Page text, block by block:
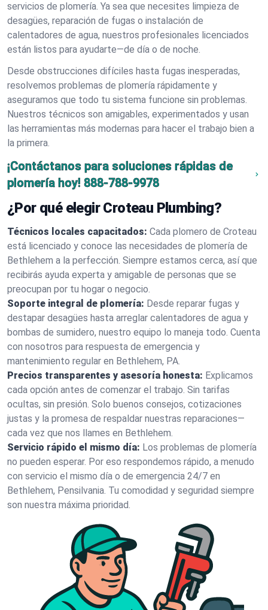
servicios de plomería. Ya sea que necesites limpieza de
desagües, reparación de fugas o instalación de
calentadores de agua, nuestros profesionales licenciados
están listos para ayudarte—de día o de noche.
Desde obstrucciones difíciles hasta fugas inesperadas,
resolvemos problemas de plomería rápidamente y
aseguramos que todo tu sistema funcione sin problemas.
Nuestros técnicos son amigables, experimentados y usan
las herramientas más modernas para hacer el trabajo bien a
la primera.
¡Contáctanos para soluciones rápidas de
plomería hoy! 888-788-9978
¿Por qué elegir Croteau Plumbing?
Técnicos locales capacitados: Cada plomero de Croteau
está licenciado y conoce las necesidades de plomería de
Bethlehem a la perfección. Siempre estamos cerca, así que
recibirás ayuda experta y amigable de personas que se
preocupan por tu hogar o negocio.
Soporte integral de plomería: Desde reparar fugas y
destapar desagües hasta arreglar calentadores de agua y
bombas de sumidero, nuestro equipo lo maneja todo. Cuenta
con nosotros para respuesta de emergencia y
mantenimiento regular en Bethlehem, PA.
Precios transparentes y asesoría honesta: Explicamos
cada opción antes de comenzar el trabajo. Sin tarifas
ocultas, sin presión. Solo buenos consejos, cotizaciones
justas y la promesa de respaldar nuestras reparaciones—
cada vez que nos llames en Bethlehem.
Servicio rápido el mismo día: Los problemas de plomería
no pueden esperar. Por eso respondemos rápido, a menudo
con servicio el mismo día o de emergencia 24/7 en
Bethlehem, Pensilvania. Tu comodidad y seguridad siempre
son nuestra máxima prioridad.